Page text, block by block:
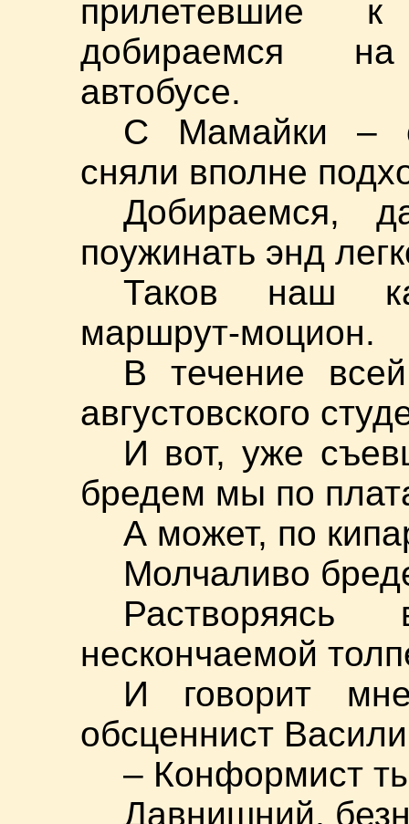
добираемся на
автобусе.
С Мамайки –
сняли вполне
Добираемся,
поужинать энд
Таков наш
маршрут-моцион.
В течение
августовского
И вот, уже
бредем мы по
А может, по
Молчаливо
Растворяясь
нескончаемой
И говорит
обсценнист
– Конформист
Давнишний,